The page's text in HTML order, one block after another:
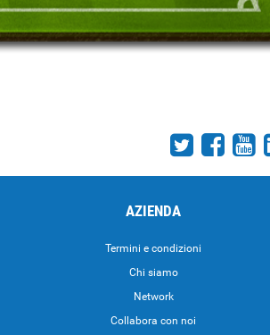
AZIENDA
Termini e condizioni
Chi siamo
Network
Collabora con noi